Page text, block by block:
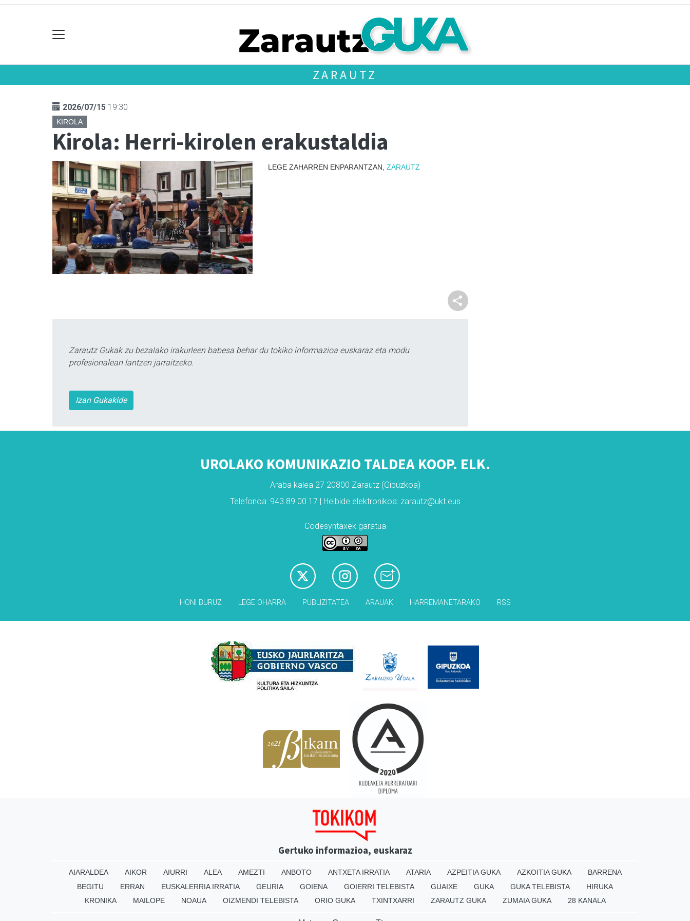
ZARAUTZ
2026/07/15 19:30
KIROLA
Kirola: Herri-kirolen erakustaldia
LEGE ZAHARREN ENPARANTZAN, ZARAUTZ
Zarautz Gukak zu bezalako irakurleen babesa behar du tokiko informazioa euskaraz eta modu
profesionalean lantzen jarraitzeko.
Izan Gukakide
UROLAKO KOMUNIKAZIO TALDEA KOOP. ELK.
Araba kalea 27 20800 Zarautz (Gipuzkoa)
Telefonoa: 943 89 00 17 | Helbide elektronikoa: zarautz@ukt.eus
Codesyntaxek garatua
HONI BURUZ LEGE OHARRA PUBLIZITATEA ARAUAK HARREMANETARAKO RSS
Gertuko informazioa, euskaraz
AIARALDEA AIKOR AIURRI ALEA AMEZTI ANBOTO ANTXETA IRRATIA ATARIA AZPEITIA GUKA AZKOITIA GUKA
BARRENA
BEGITU
ERRAN EUSKALERRIA IRRATIA GEURIA GOIENA GOIERRI TELEBISTA GUAIXE GUKA GUKA TELEBISTA
HIRUKA
KRONIKA
MAILOPE NOAUA OIZMENDI TELEBISTA ORIO GUKA TXINTXARRI ZARAUTZ GUKA ZUMAIA GUKA 28 KANALA